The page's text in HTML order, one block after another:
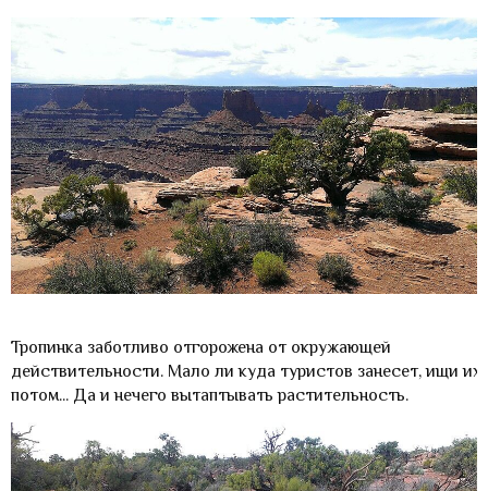
Тропинка заботливо отгорожена от окружающей
действительности. Мало ли куда туристов занесет, ищи их
потом... Да и нечего вытаптывать растительность.